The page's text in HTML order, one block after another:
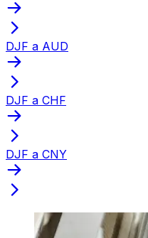
DJF a AUD
DJF a CHF
DJF a CNY